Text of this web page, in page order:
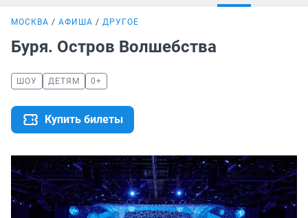
МОСКВА АФИША ДРУГОЕ
Буря. Остров Волшебства
ШОУ ДЕТЯМ 0+
Купить билеты